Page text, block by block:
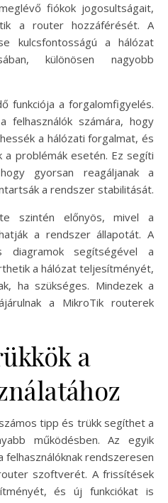
fiókok jogosultságait,
a router hozzáférését. A
kulcsfontosságú a hálózat
különösen nagyobb
funkciója a forgalomfigyelés.
számára, hogy
a hálózati forgalmat, és
a problémák esetén. Ez segíti
gyorsan reagáljanak a
a rendszer stabilitását.
szintén előnyös, mivel a
a rendszer állapotát. A
diagramok segítségével a
a hálózat teljesítményét,
ha szükséges. Mindezek a
a MikroTik routerek
a
tipp és trükk segíthet a
működésben. Az egyik
rendszeresen
szoftverét. A frissítések
és új funkciókat is